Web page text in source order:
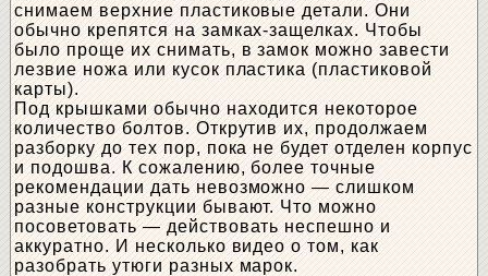
снимаем верхние пластиковые детали. Они
обычно крепятся на замках-защелках. Чтобы
было проще их снимать, в замок можно завести
лезвие ножа или кусок пластика (пластиковой
карты).
Под крышками обычно находится некоторое
количество болтов. Открутив их, продолжаем
разборку до тех пор, пока не будет отделен корпус
и подошва. К сожалению, более точные
рекомендации дать невозможно — слишком
разные конструкции бывают. Что можно
посоветовать — действовать неспешно и
аккуратно. И несколько видео о том, как
разобрать утюги разных марок.